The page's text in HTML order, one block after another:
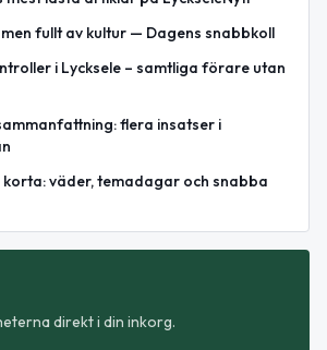
fullt av kultur — Dagens snabbkoll
i Lycksele – samtliga förare utan
flera insatser i
korta: väder, temadagar och snabba
direkt i din inkorg.